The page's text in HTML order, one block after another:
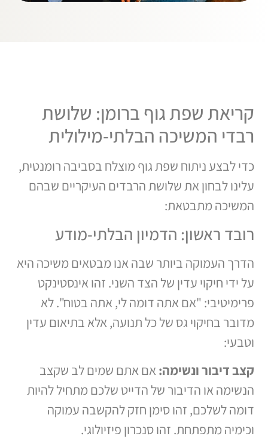
קריאת שפת גוף ברומן: שלושת
רבדי המשיכה הבלתי-מילולית
כדי לבצע ניתוח שפת גוף מוצלח בסביבה רומנטית,
עלינו לבחון את שלושת הרבדים העיקריים שבהם
המשיכה מתבטאת:
רובד ראשון: הדמיון הבלתי-מודע
הדרך העמוקה ביותר שבה אנו מבטאים משיכה היא
על ידי חיקוי עדין של הצד השני. זהו אינסטינקט
פרימיטיבי: "אם אתה דומה לי, אתה בטוח". לא
מדובר בחיקוי גס של כל תנועה, אלא בתיאום עדין
וטבעי:
קצב דיבור ונשימה:אם אתם שמים לב שקצב
הנשימה או הדיבור של הדייט שלכם מתחיל להיות
דומה לשלכם, זהו סימן חזק להקשבה עמוקה
וכימיה מתפתחת. זהו סנכרון פיזיולוגי.